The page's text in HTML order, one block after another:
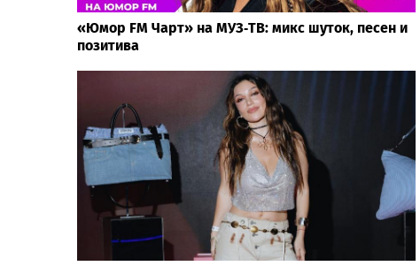
«Юмор FM Чарт» на МУЗ‑ТВ: микс шуток, песен и
позитива